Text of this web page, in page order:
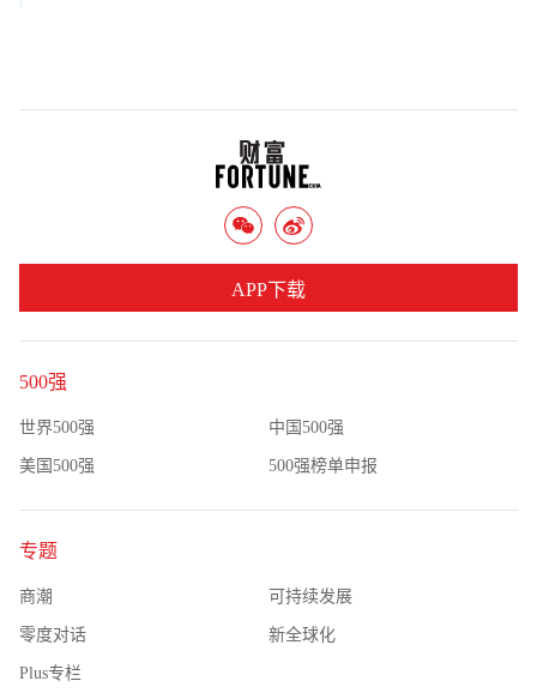
500强
世界500强 中国500强
美国500强 500强榜单申报
专题
商潮 可持续发展
零度对话 新全球化
Plus专栏
APP下载